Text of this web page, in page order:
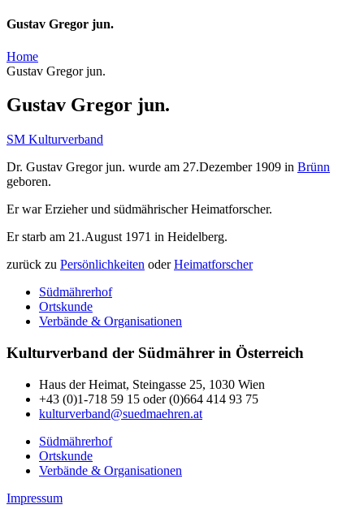
Gustav Gregor jun.
Home
Gustav Gregor jun.
Gustav Gregor jun.
SM Kulturverband
Dr. Gustav Gregor jun. wurde am 27.Dezember 1909 in Brünn
geboren.
Er war Erzieher und südmährischer Heimatforscher.
Er starb am 21.August 1971 in Heidelberg.
zurück zu Persönlichkeiten oderHeimatforscher
Südmährerhof
Ortskunde
Verbände & Organisationen
Kulturverband der Südmährer in Österreich
Haus der Heimat, Steingasse 25, 1030 Wien
+43 (0)1-718 59 15 oder (0)664 414 93 75
kulturverband@suedmaehren.at
Südmährerhof
Ortskunde
Verbände & Organisationen
Impressum